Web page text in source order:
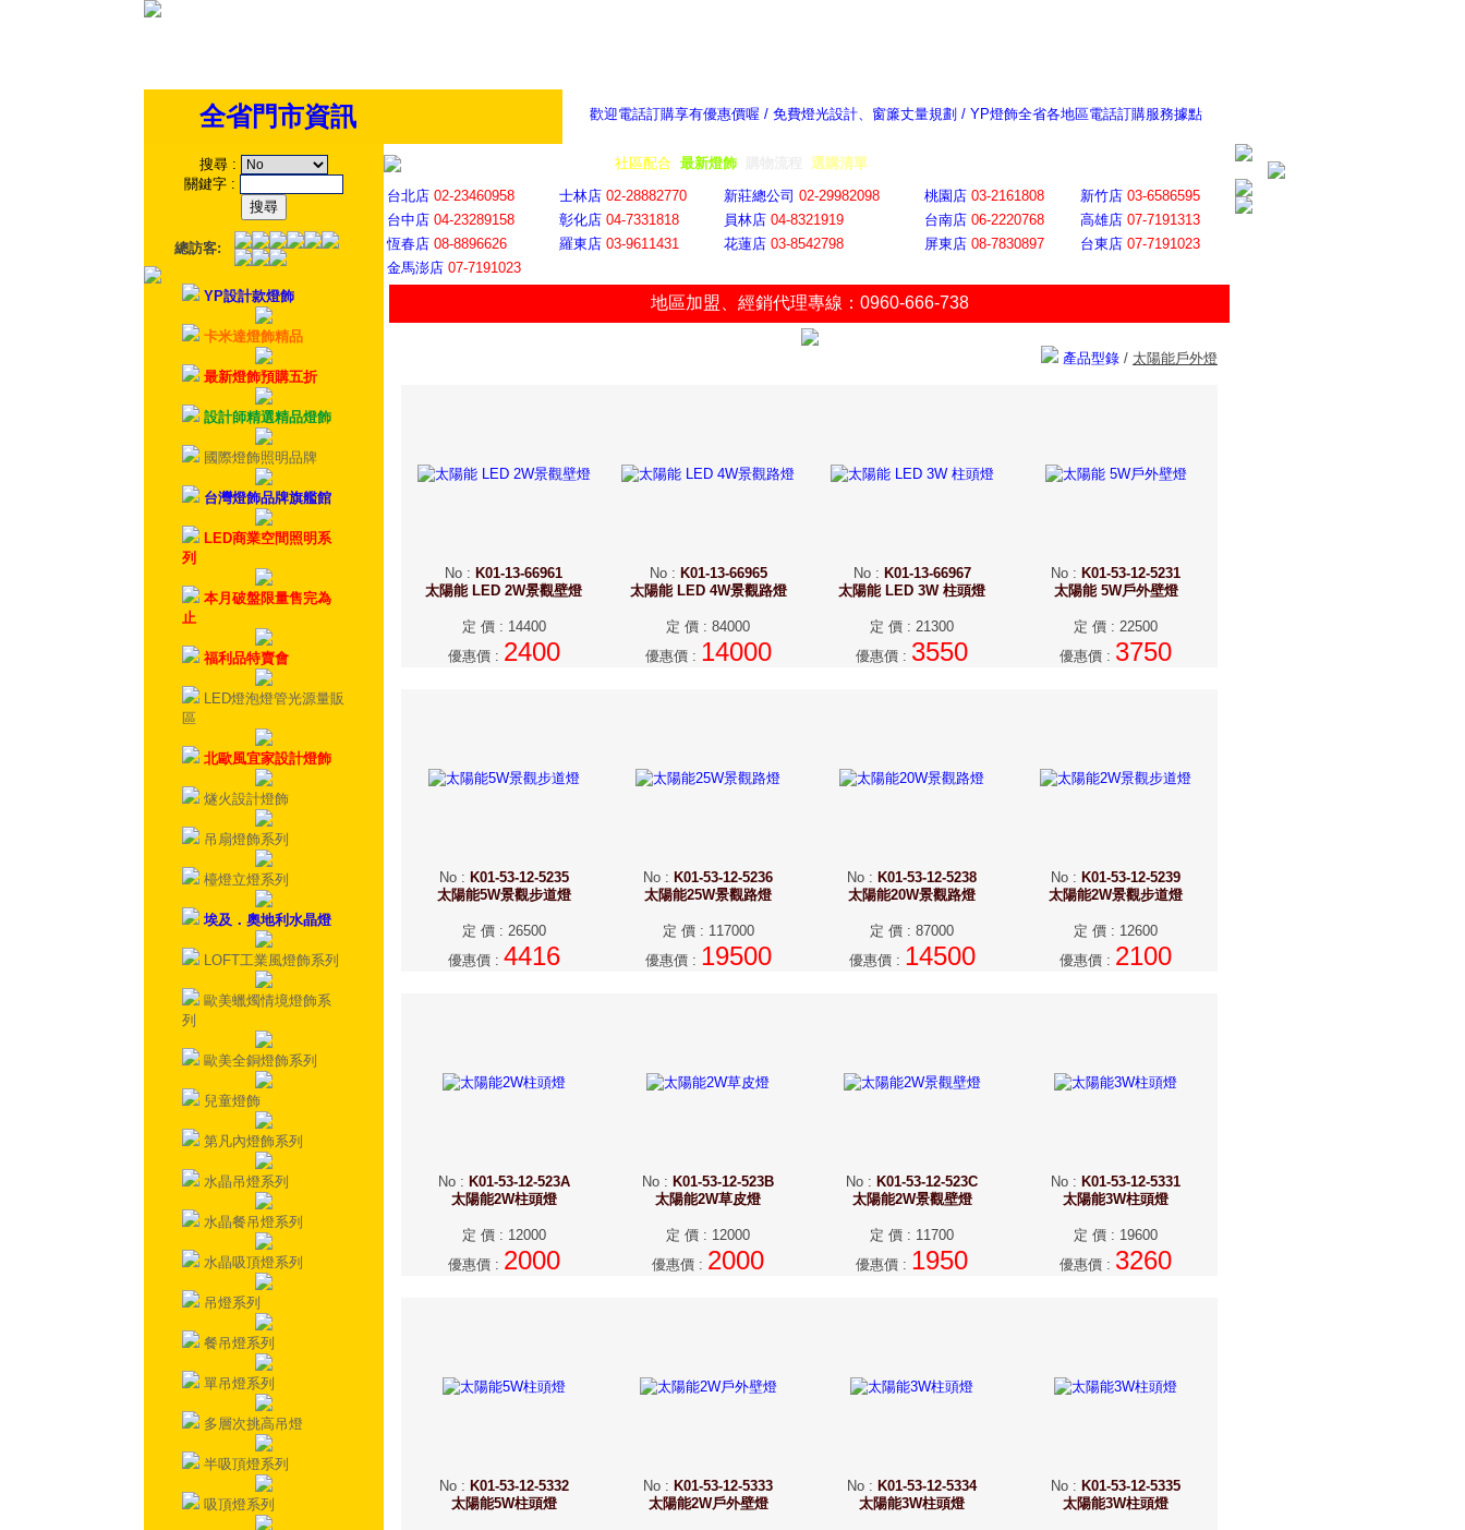
歡迎電話訂購享有優惠價喔 / 免費燈光設計、窗簾丈量規劃 / YP燈飾全省各地區電話訂購服務據點
全省門市資訊
搜尋 :
關鍵字 :
總訪客:
YP設計款燈飾
卡米達燈飾精品
最新燈飾預購五折
設計師精選精品燈飾
國際燈飾照明品牌
台灣燈飾品牌旗艦館
LED商業空間照明系
列
本月破盤限量售完為
止
福利品特賣會
LED燈泡燈管光源量販
區
北歐風宜家設計燈飾
燧火設計燈飾
吊扇燈飾系列
檯燈立燈系列
埃及．奧地利水晶燈
LOFT工業風燈飾系列
歐美蠟燭情境燈飾系
列
歐美全銅燈飾系列
兒童燈飾
第凡內燈飾系列
水晶吊燈系列
水晶餐吊燈系列
水晶吸頂燈系列
吊燈系列
餐吊燈系列
單吊燈系列
多層次挑高吊燈
半吸頂燈系列
吸頂燈系列
社區配合 最新燈飾 選購清單
台北店 02-23460958 士林店 02-28882770 新莊總公司 02-29982098 桃園店 03-2161808 新竹店 03-6586595
台中店 04-23289158 彰化店 04-7331818 員林店 04-8321919 台南店 06-2220768 高雄店 07-7191313
恆春店 08-8896626 羅東店 03-9611431 花蓮店 03-8542798 屏東店 08-7830897 台東店 07-7191023
金馬澎店 07-7191023
地區加盟 經銷代理專線：0960-666-738
產品型錄 / 太陽能戶外燈
No : K01-13-66961
太陽能 LED 2W景觀壁燈
定 價: 14400
優惠價: 2400
No: K01-13-66965
太陽能 LED 4W景觀路燈
定 價 : 84000
優惠價: 14000
No: K01-13-66967
太陽能 LED 3W 柱頭燈
定 價 : 21300
優惠價 : 3550
No : K01-53-12-5231
太陽能 5W戶外壁燈
定 價 : 22500
優惠價 : 3750
No: K01-53-12-5235
太陽能5W景觀步道燈
定 價: 26500
優惠價: 4416
No : K01-53-12-5236
太陽能25W景觀路燈
定 價: 117000
優惠價: 19500
No : K01-53-12-5238
太陽能20W景觀路燈
定 價 : 87000
優惠價: 14500
No : K01-53-12-5239
太陽能2W景觀步道燈
定 價 : 12600
優惠價 : 2100
No: K01-53-12-523A
太陽能2W柱頭燈
定 價: 12000
優惠價: 2000
No : K01-53-12-523B
太陽能2W草皮燈
定 價 : 12000
優惠價 : 2000
No : K01-53-12-523C
太陽能2W景觀壁燈
定 價 : 11700
優惠價 : 1950
No : K01-53-12-5331
太陽能3W柱頭燈
定 價 : 19600
優惠價 : 3260
No: K01-53-12-5332
太陽能5W柱頭燈
No : K01-53-12-5333
太陽能2W戶外壁燈
No : K01-53-12-5334
太陽能3W柱頭燈
No : K01-53-12-5335
太陽能3W柱頭燈